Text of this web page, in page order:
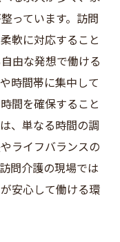
っています。訪問
軟に対応すること
由な発想で働ける
時間帯に集中して
間を確保すること
、単なる時間の調
ライフバランスの
問介護の現場では
安心して働ける環